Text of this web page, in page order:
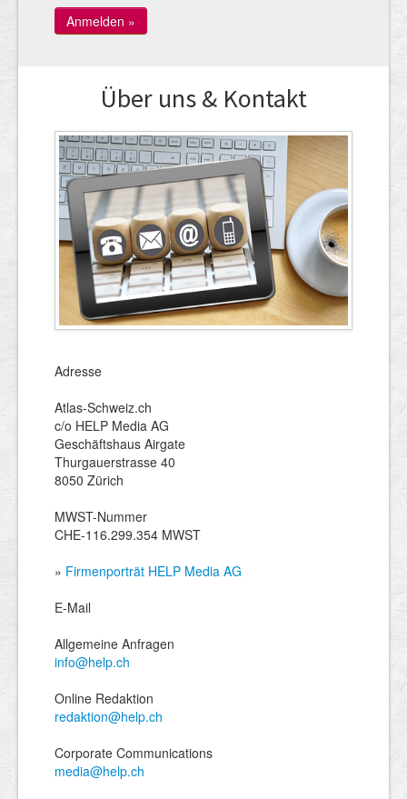
Über uns & Kontakt
Adresse
Atlas-Schweiz.ch
c/o HELP Media AG
Geschäftshaus Airgate
Thurgauerstrasse 40
8050 Zürich
MWST-Nummer
CHE-116.299.354 MWST
» Firmenporträt HELP Media AG
E-Mail
Allgemeine Anfragen
info@help.ch
Online Redaktion
redaktion@help.ch
Corporate Communications
media@help.ch